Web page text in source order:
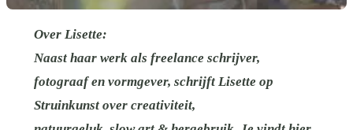
Over Lisette:
Naast haar werk als freelance schrijver,
fotograaf en vormgever, schrijft Lisette op
Struinkunst over creativiteit,